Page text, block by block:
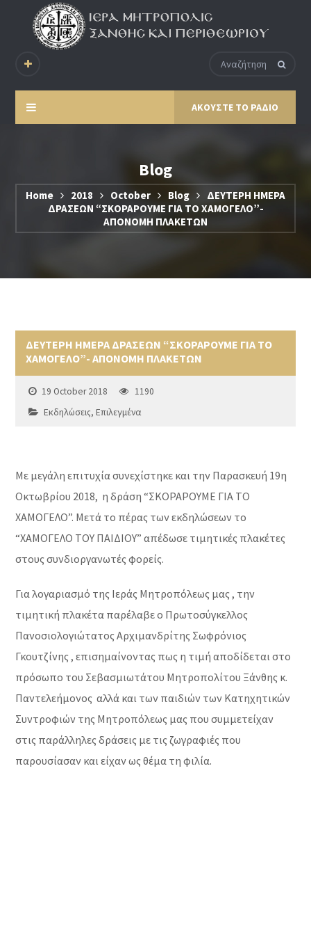
ΑΚΟΥΣΤΕ ΤΟ ΡΑΔΙΟ
Blog
Home 2018 October Blog
ΔΕΥΤΕΡΗ ΗΜΕΡΑ
ΔΡΑΣΕΩΝ “ΣΚΟΡΑΡΟΥΜΕ ΓΙΑ ΤΟ ΧΑΜΟΓΕΛΟ”-
ΑΠΟΝΟΜΗ ΠΛΑΚΕΤΩΝ
ΔΕΥΤΕΡΗ ΗΜΕΡΑ ΔΡΑΣΕΩΝ “ΣΚΟΡΑΡΟΥΜΕ ΓΙΑ ΤΟ
ΧΑΜΟΓΕΛΟ”- ΑΠΟΝΟΜΗ ΠΛΑΚΕΤΩΝ
19 October 2018
1190
Εκδηλώσεις,Επιλεγμένα
Με μεγάλη επιτυχία συνεχίστηκε και την Παρασκευή 19η
Οκτωβρίου 2018, η δράση “ΣΚΟΡΑΡΟΥΜΕ ΓΙΑ ΤΟ
ΧΑMOΓΕΛΟ”. Μετά το πέρας των εκδηλώσεων το
“ΧΑΜOΓΕΛΟ ΤΟΥ ΠΑΙΔΙΟΥ” απέδωσε τιμητικές πλακέτες
στους συνδιοργανωτές φορείς.
Για λογαριασμό της Ιεράς Μητροπόλεως μας , την
τιμητική πλακέτα παρέλαβε ο Πρωτοσύγκελλος
Πανοσιολογιώτατος Αρχιμανδρίτης Σωφρόνιος
Γκουτζίνης , επισημαίνοντας πως η τιμή αποδίδεται στο
πρόσωπο του Σεβασμιωτάτου Μητροπολίτου Ξάνθης κ.
Παντελεήμονος αλλά και των παιδιών των Κατηχητικών
Συντροφιών της Μητροπόλεως μας που συμμετείχαν
στις παράλληλες δράσεις με τις ζωγραφιές που
παρουσίασαν και είχαν ως θέμα τη φιλία.